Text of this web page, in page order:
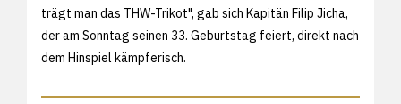
trägt man das THW-Trikot", gab sich Kapitän Filip Jicha,
der am Sonntag seinen 33. Geburtstag feiert, direkt nach
dem Hinspiel kämpferisch.